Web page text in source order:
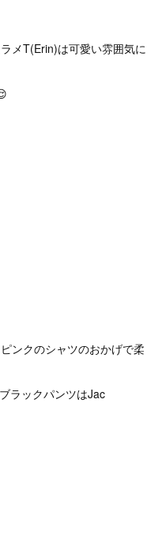
メT(Erin)は可愛い雰囲気に
ンクのシャツのおかげで柔
ラックパンツはJac